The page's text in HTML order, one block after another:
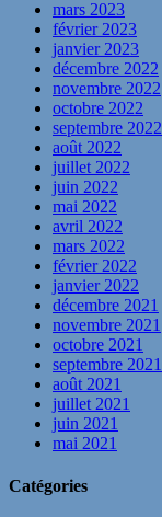
mars 2023
février 2023
janvier 2023
décembre 2022
novembre 2022
octobre 2022
septembre 2022
août 2022
juillet 2022
juin 2022
mai 2022
avril 2022
mars 2022
février 2022
janvier 2022
décembre 2021
novembre 2021
octobre 2021
septembre 2021
août 2021
juillet 2021
juin 2021
mai 2021
Catégories